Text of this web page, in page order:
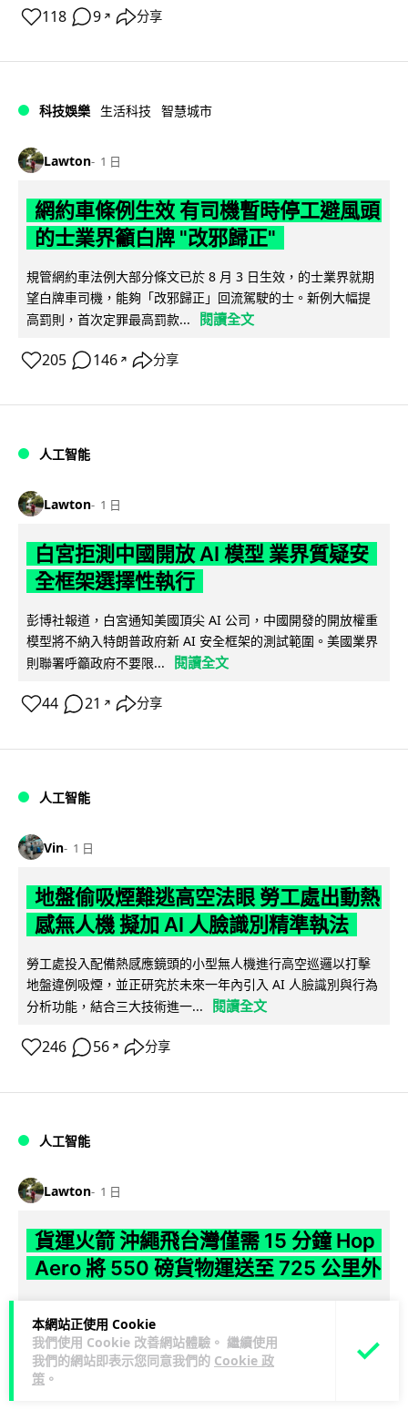
本網站正使用 Cookie
我們使用 Cookie 改善網站體驗。 繼續使用
我們的網站即表示您同意我們的 Cookie 政
策 。
118 9 ↗ 分享
科技娛樂 生活科技 智慧城市
Lawton 1 日
網約車條例生效 有司機暫時停工避風頭
的士業界籲白牌 "改邪歸正"
規管網約車法例大部分條文已於 8 月 3 日生效，的士業界就期
望白牌車司機，能夠「改邪歸正」回流駕駛的士。新例大幅提
高罰則，首次定罪最高罰款...
閱讀全文
205 146 ↗ 分享
人工智能
Lawton 1 日
白宮拒測中國開放 AI 模型 業界質疑安
全框架選擇性執行
彭博社報道，白宮通知美國頂尖 AI 公司，中國開發的開放權重
模型將不納入特朗普政府新 AI 安全框架的測試範圍。美國業界
則聯署呼籲政府不要限...
閱讀全文
44 21 ↗ 分享
人工智能
Vin 1 日
地盤偷吸煙難逃高空法眼 勞工處出動熱
感無人機 擬加 AI 人臉識別精準執法
勞工處投入配備熱感應鏡頭的小型無人機進行高空巡邏以打擊
地盤違例吸煙，並正研究於未來一年內引入 AI 人臉識別與行為
分析功能，結合三大技術進一...
閱讀全文
246 56 ↗ 分享
人工智能
Lawton 1 日
貨運火箭 沖繩飛台灣僅需 15 分鐘 Hop
Aero 將 550 磅貨物運送至 725 公里外
箭，聲稱可在 15 分鐘內將 250 公斤物資投送 750 公里外，並
以沖繩...
閱讀全文
53